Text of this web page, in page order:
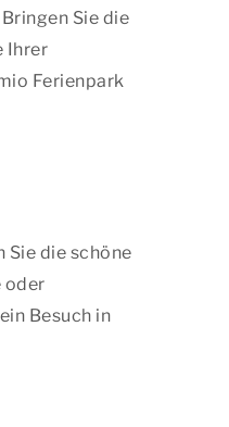
Sie die
Ihrer
Ferienpark
Sie die schöne
oder
Besuch in